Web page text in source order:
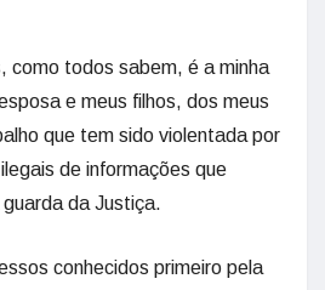
como todos sabem, é a minha
e meus filhos, dos meus
que tem sido violentada por
de informações que
da Justiça.
conhecidos primeiro pela